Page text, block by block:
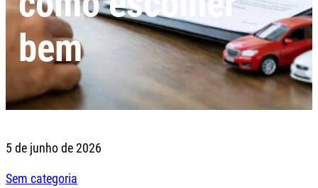
bem
5 de junho de 2026
Sem categoria